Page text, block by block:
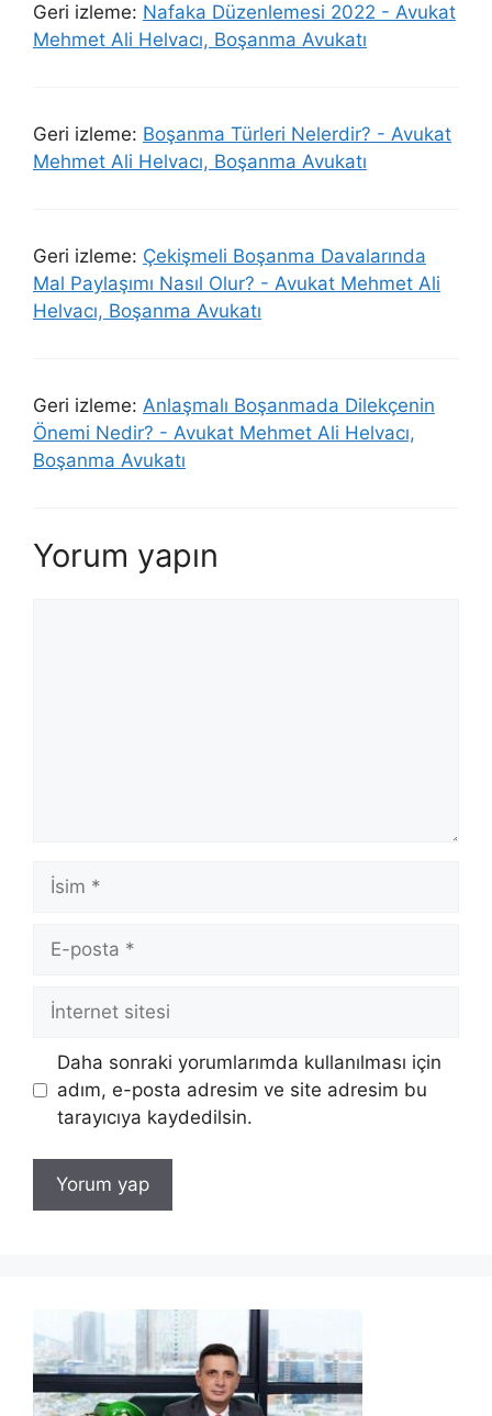
Geri izleme: Nafaka Düzenlemesi 2022 - Avukat
Mehmet Ali Helvacı, Boşanma Avukatı
Geri izleme: Boşanma Türleri Nelerdir? - Avukat
Mehmet Ali Helvacı, Boşanma Avukatı
Geri izleme: Çekişmeli Boşanma Davalarında
Mal Paylaşımı Nasıl Olur? - Avukat Mehmet Ali
Helvacı, Boşanma Avukatı
Geri izleme: Anlaşmalı Boşanmada Dilekçenin
Önemi Nedir? - Avukat Mehmet Ali Helvacı,
Boşanma Avukatı
Yorum yapın
İsim
posta
İnternet
sitesi
Daha sonraki yorumlarımda kullanılması için
adım, e-posta adresim ve site adresim bu
tarayıcıya kaydedilsin.